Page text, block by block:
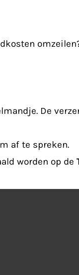
De
af te spreken.
worden op de